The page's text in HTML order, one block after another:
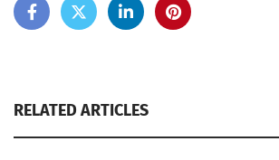
RELATED ARTICLES